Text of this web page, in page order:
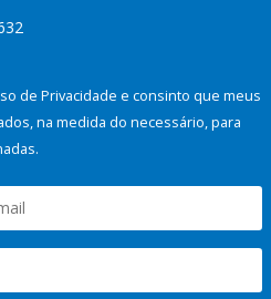
de Privacidade e consinto que meus
na medida do necessário, para